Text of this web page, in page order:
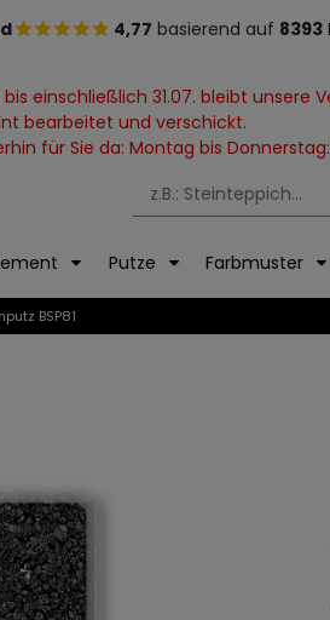
4,77 basierend auf 8393
einschließlich 31.07. bleibt unsere
bearbeitet und verschickt.
für Sie da: Montag bis Donnerstag:
Putze Farbmuster
BSP81